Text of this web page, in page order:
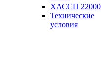
ХАССП 22000
Технические
условия